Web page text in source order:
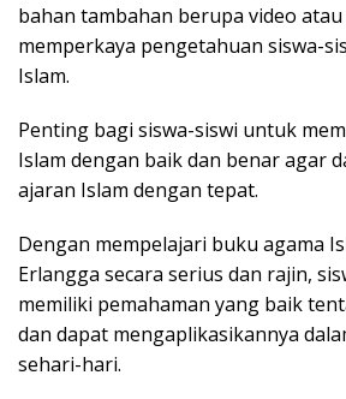
bahan tambahan berupa video
memperkaya pengetahuan siswa-
Islam.
Penting bagi siswa-siswi untuk
Islam dengan baik dan benar agar
ajaran Islam dengan tepat.
Dengan mempelajari buku agama
Erlangga secara serius dan rajin,
memiliki pemahaman yang baik
dan dapat mengaplikasikannya
sehari-hari.